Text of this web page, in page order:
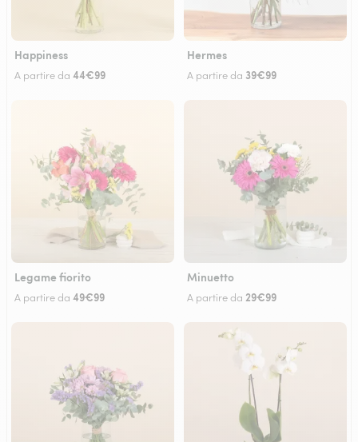
Happiness
A partire da 44€99
Hermes
A partire da 39€99
Legame fiorito
A partire da 49€99
Minuetto
A partire da 29€99